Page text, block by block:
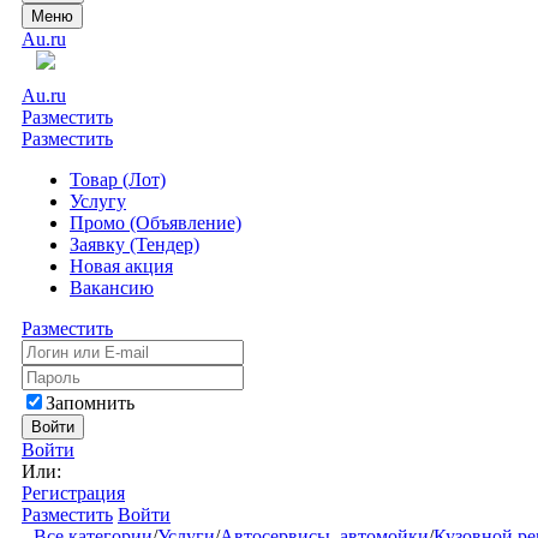
Меню
Au.ru
Au.ru
Разместить
Разместить
Товар (Лот)
Услугу
Промо (Объявление)
Заявку (Тендер)
Новая акция
Вакансию
Разместить
Запомнить
Войти
Войти
Или:
Регистрация
Разместить Войти